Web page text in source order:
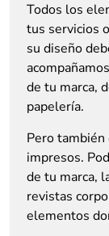
Todos los
tus servicios
su diseño
de tu marca,
papelería.
Pero
impresos.
de tu marca,
revistas
elementos